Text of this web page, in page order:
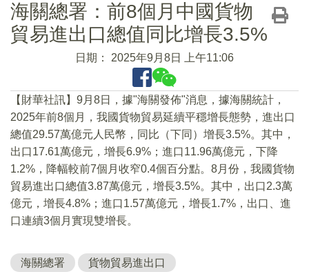
海關總署：前8個月中國貨物
貿易進出口總值同比增長3.5%
日期： 2025年9月8日 上午11:06
【財華社訊】9月8日，據"海關發佈"消息，據海關統計，
2025年前8個月，我國貨物貿易延續平穩增長態勢，進出口
總值29.57萬億元人民幣，同比（下同）增長3.5%。其中，
出口17.61萬億元，增長6.9%；進口11.96萬億元，下降
1.2%，降幅較前7個月收窄0.4個百分點。8月份，我國貨物
貿易進出口總值3.87萬億元，增長3.5%。其中，出口2.3萬
億元，增長4.8%；進口1.57萬億元，增長1.7%，出口、進
口連續3個月實現雙增長。
海關總署 貨物貿易進出口